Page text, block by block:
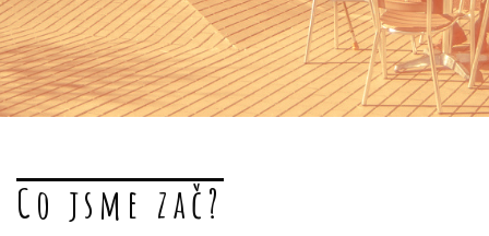
Co jsme zač?